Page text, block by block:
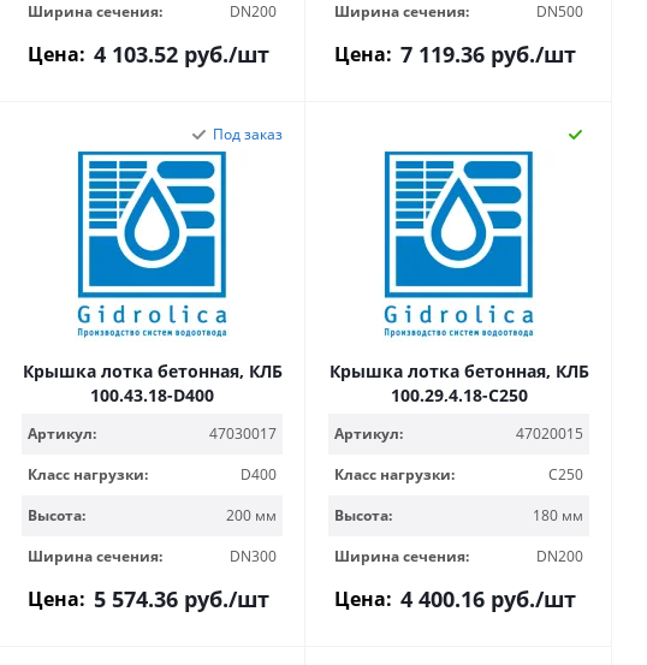
Ширина сечения:
DN200
Цена: 4 103.52руб./шт
Ширина сечения:
DN500
Цена: 7 119.36руб./шт
Под заказ
Крышка лотка бетонная, КЛБ
100.43.18-D400
Артикул:
47030017
Класс нагрузки:
D400
Высота:
200 мм
Ширина сечения:
DN300
Цена: 5 574.36руб./шт
Крышка лотка бетонная, КЛБ
100.29,4.18-C250
Артикул:
47020015
Класс нагрузки:
C250
Высота:
180 мм
Ширина сечения:
DN200
Цена: 4 400.16руб./шт